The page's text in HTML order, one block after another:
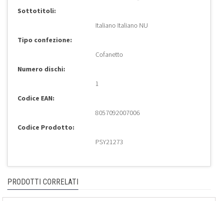
Sottotitoli:
Italiano Italiano NU
Tipo confezione:
Cofanetto
Numero dischi:
1
Codice EAN:
8057092007006
Codice Prodotto:
PSY21273
PRODOTTI CORRELATI